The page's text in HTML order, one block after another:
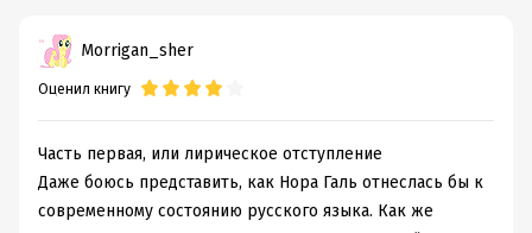
бумаге. Я поставлю её на видное место, нет. я положу
её на рабочем столе, потому что мне еще много-много
раз придется к ней обращаться. Такие книги -
Читая, я снова и снова ловил себя на том, что очень
грешен в обращении с родным языком, и меня тоже в
большой мере касаются упреки в использовании
Morrigan_sher
Оценил книгу
Часть первая, или лирическое отступление
Даже боюсь представить, как Нора Галь отнеслась бы к
современному состоянию русского языка. Как же